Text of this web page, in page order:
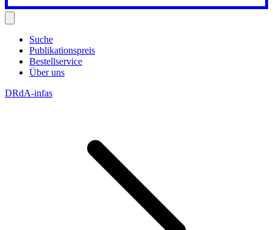
Suche
Publikationspreis
Bestellservice
Über uns
DRdA-infas